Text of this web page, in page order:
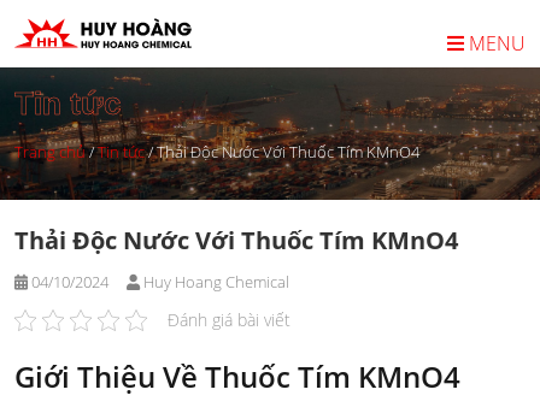
Skip
to
content
MENU
Tin tức
Trang chủ/Tin tức/Thải Độc Nước Với Thuốc Tím KMnO4
Thải Độc Nước Với Thuốc Tím KMnO4
04/10/2024 Huy Hoang Chemical
Đánh giá bài viết
Giới Thiệu Về Thuốc Tím KMnO4